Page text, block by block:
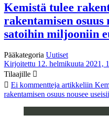
Kemistä tulee
rakentamisen osuus
satoihin miljooniin
Pääkategoria Uutiset
Kirjoitettu 12. helmikuuta 2021,
Tilaajille
Ei kommentteja artikkeliin
rakentamisen osuus nousee